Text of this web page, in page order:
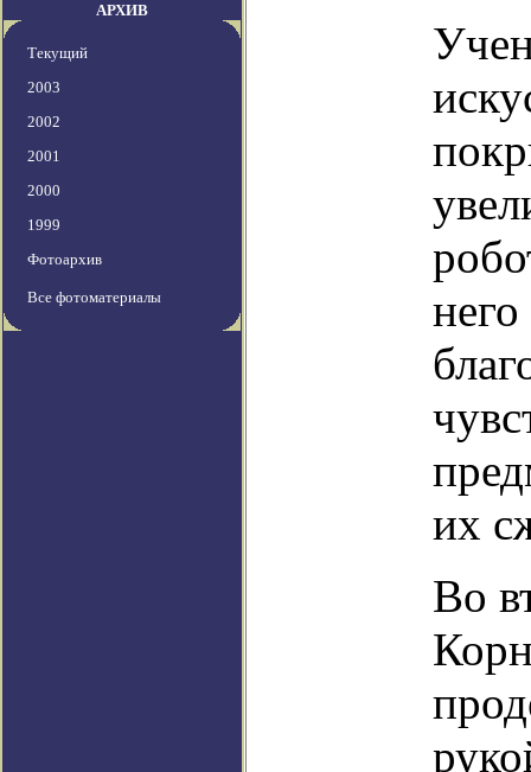
АРХИВ
Текущий
2003
2002
2001
2000
1999
Фотоархив
Все фотоматериалы
их
Во